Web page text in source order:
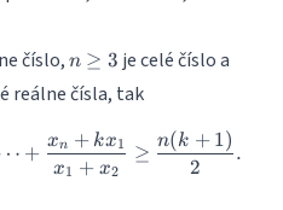
číslo,n\geq
3
n ≥ 3 je celé číslo a
reálne čísla, tak
+
x1 + x2
xn + kx1 ≥
2
n(k + 1)
.